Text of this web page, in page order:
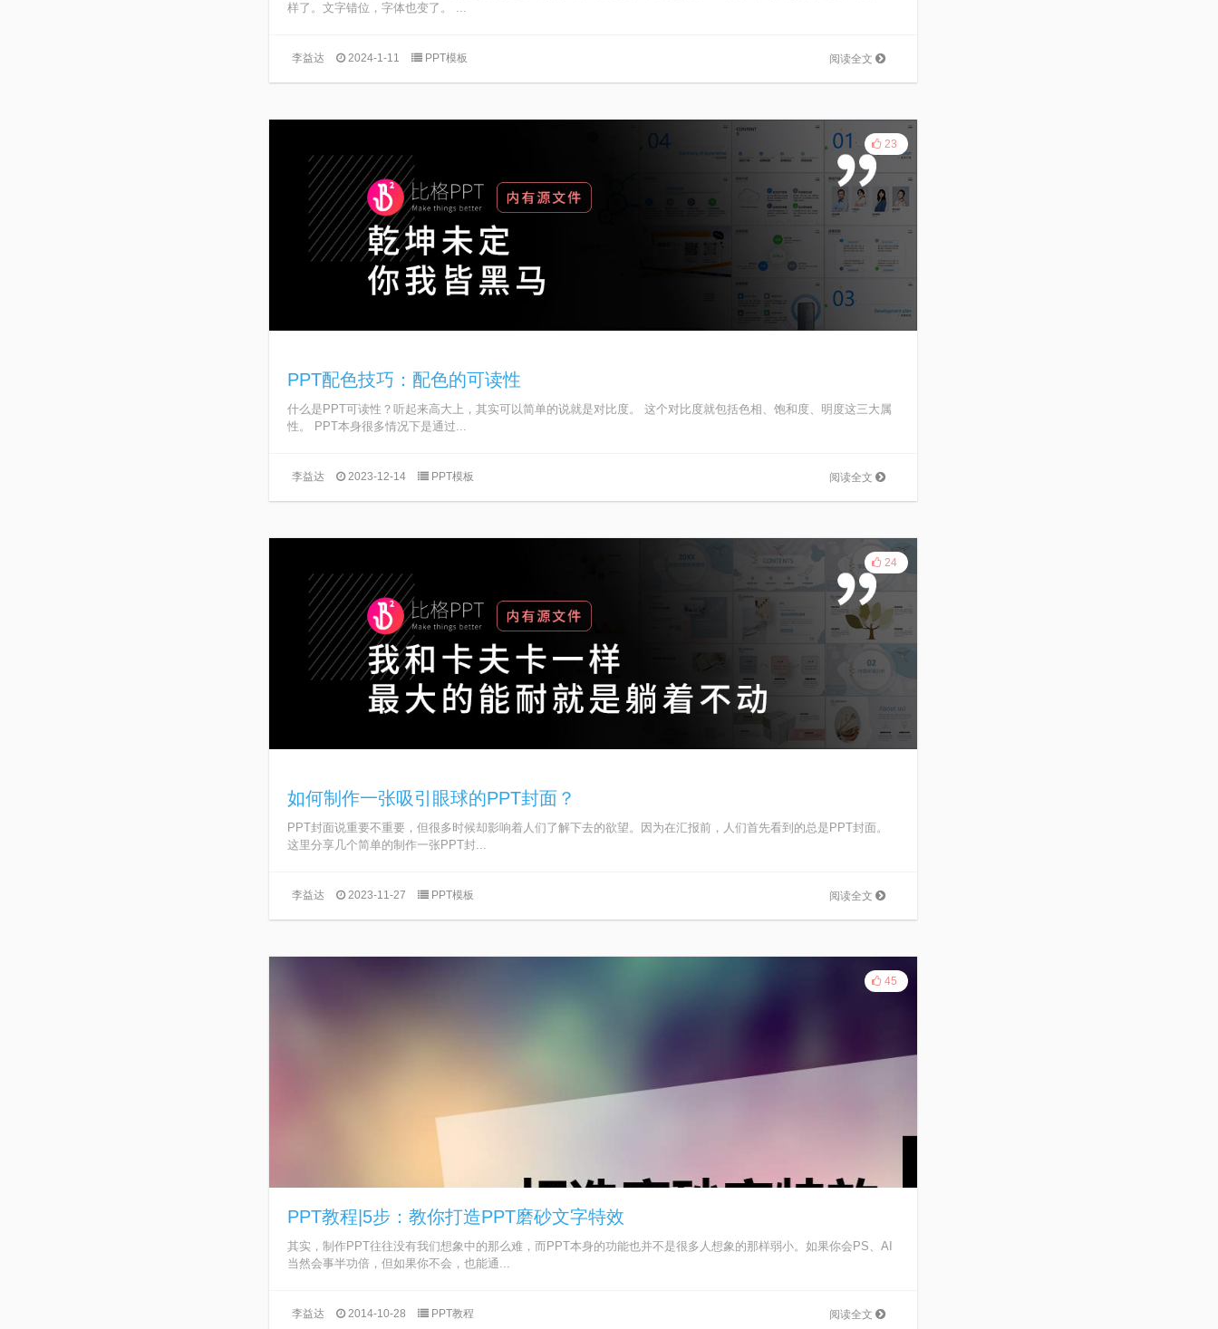
样了。文字错位，字体也变了。 ...
阅读全文
李益达 2024-1-11 PPT模板
23
PPT配色技巧：配色的可读性
什么是PPT可读性？听起来高大上，其实可以简单的说就是对比度。 这个对比度就包括色相、饱和度、明度这三大属
性。 PPT本身很多情况下是通过...
阅读全文
李益达 2023-12-14 PPT模板
24
如何制作一张吸引眼球的PPT封面？
PPT封面说重要不重要，但很多时候却影响着人们了解下去的欲望。因为在汇报前，人们首先看到的总是PPT封面。
这里分享几个简单的制作一张PPT封...
阅读全文
李益达 2023-11-27 PPT模板
45
PPT教程|5步：教你打造PPT磨砂文字特效
其实，制作PPT往往没有我们想象中的那么难，而PPT本身的功能也并不是很多人想象的那样弱小。如果你会PS、AI
当然会事半功倍，但如果你不会，也能通...
阅读全文
李益达 2014-10-28 PPT教程